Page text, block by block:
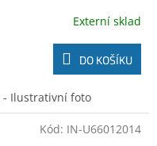
Externí sklad
DO KOŠÍKU
- Ilustrativní foto
Kód: IN-U66012014